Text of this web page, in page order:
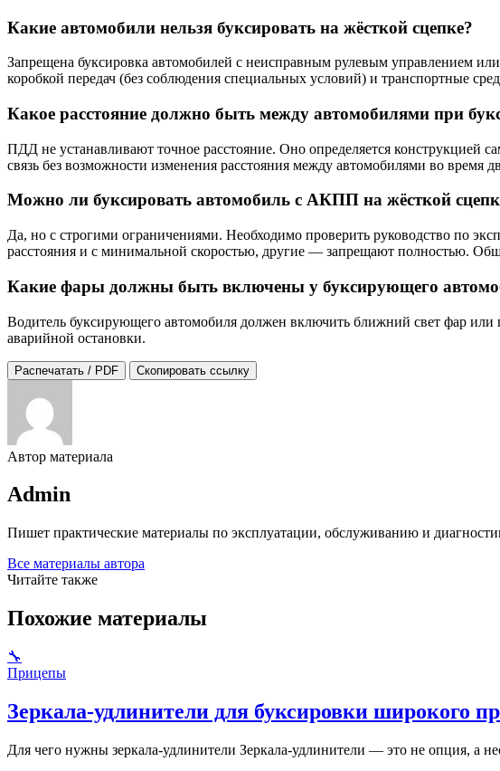
Какие автомобили нельзя буксировать на жёсткой сцепке?
Запрещена буксировка автомобилей с неисправным рулевым управлением
коробкой передач (без соблюдения специальных условий) и транспортные
Какое расстояние должно быть между автомобилями при
ПДД не устанавливают точное расстояние. Оно определяется конструкцией
связь без возможности изменения расстояния между автомобилями во время
Можно ли буксировать автомобиль с АКПП на жёсткой
Да, но с строгими ограничениями. Необходимо проверить руководство по
расстояния и с минимальной скоростью, другие — запрещают полностью.
Какие фары должны быть включены у буксирующего
Водитель буксирующего автомобиля должен включить ближний свет фар
аварийной остановки.
Распечатать / PDF Скопировать ссылку
Автор материала
Admin
Пишет практические материалы по эксплуатации, обслуживанию и
Все материалы автора
Читайте также
Похожие материалы
🔧
Прицепы
Зеркала-удлинители для буксировки широкого
Для чего нужны зеркала-удлинители Зеркала-удлинители — это не опция, а